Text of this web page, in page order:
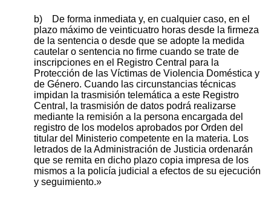
b) De forma inmediata y, en cualquier caso, en el
plazo máximo de veinticuatro horas desde la firmeza
de la sentencia o desde que se adopte la medida
cautelar o sentencia no firme cuando se trate de
inscripciones en el Registro Central para la
Protección de las Víctimas de Violencia Doméstica y
de Género. Cuando las circunstancias técnicas
impidan la trasmisión telemática a este Registro
Central, la trasmisión de datos podrá realizarse
mediante la remisión a la persona encargada del
registro de los modelos aprobados por Orden del
titular del Ministerio competente en la materia. Los
letrados de la Administración de Justicia ordenarán
que se remita en dicho plazo copia impresa de los
mismos a la policía judicial a efectos de su ejecución
y seguimiento.»